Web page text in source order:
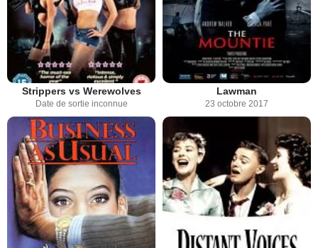
Strippers vs Werewolves
Date de sortie inconnue
Lawman
23 octobre 2017